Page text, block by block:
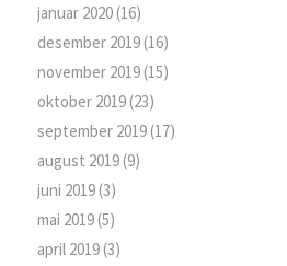
januar 2020(16)
desember 2019(16)
november 2019(15)
oktober 2019(23)
september 2019(17)
august 2019(9)
juni 2019(3)
mai 2019(5)
april 2019(3)